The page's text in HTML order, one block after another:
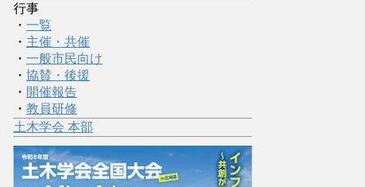
行事
・ 一覧
・ 主催・共催
・ 一般市民向け
・ 協賛・後援
・ 開催報告
・ 教員研修
土木学会 本部